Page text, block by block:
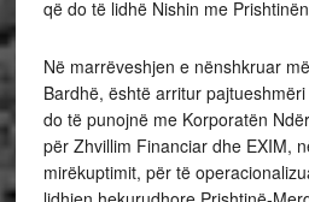
që do të lidhë Nishin me
Në marrëveshjen e nënshkruar
Bardhë, është arritur
do të punojnë me Korporatën
për Zhvillim Financiar dhe EXIM,
mirëkuptimit, për të